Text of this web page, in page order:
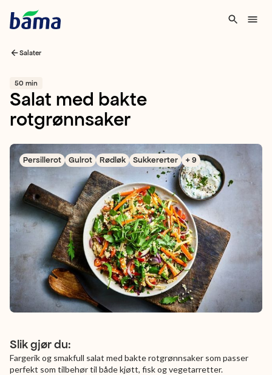
Salater
50 min
Salat med bakte
rotgrønnsaker
Persillerot Gulrot Rødløk Sukkererter + 9
Slik gjør du:
Fargerik og smakfull salat med bakte rotgrønnsaker som passer
perfekt som tilbehør til både kjøtt, fisk og vegetarretter.